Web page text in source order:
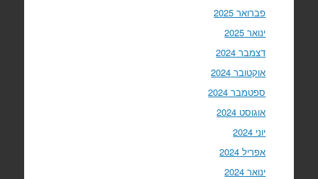
פברואר 2025
ינואר 2025
דצמבר 2024
אוקטובר 2024
ספטמבר 2024
אוגוסט 2024
יוני 2024
אפריל 2024
ינואר 2024